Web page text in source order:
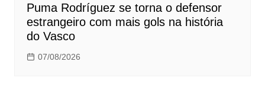
Puma Rodríguez se torna o defensor
estrangeiro com mais gols na história
do Vasco
07/08/2026